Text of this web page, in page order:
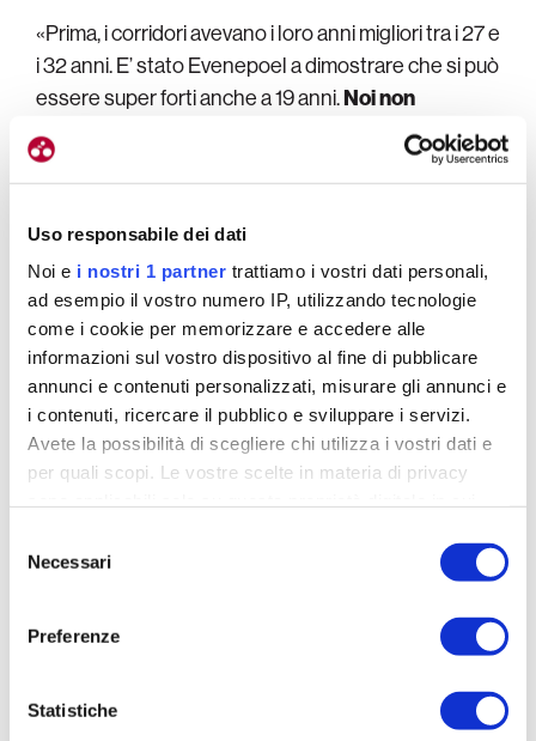
Uso responsabile dei dati
Noi e i nostri 1 partner trattiamo i vostri dati personali,
ad esempio il vostro numero IP, utilizzando tecnologie
come i cookie per memorizzare e accedere alle
informazioni sul vostro dispositivo al fine di pubblicare
annunci e contenuti personalizzati, misurare gli annunci e
i contenuti, ricercare il pubblico e sviluppare i servizi.
Avete la possibilità di scegliere chi utilizza i vostri dati e
per quali scopi. Le vostre scelte in materia di privacy
revocare il proprio consenso in qualsiasi momento dalla
Dichiarazione sui cookie o facendo clic sull'icona di
e imposta le tue preferenze nella
sezione dettagli. Puoi
modificare o ritirare il tuo consenso in qualsiasi momento
delNecessari
Preferenze
Statistiche
«Prima, i corridori avevano i loro anni migliori tra i 27 e
i 32 anni. E’ stato Evenepoel a dimostrare che si può
essere super forti anche a 19 anni.Noi non
avevamo ancora un talento simile in Francia. Da
oggi
Paul non si è montato la testa,
Dobbiamo lasciargli vivere la sua vita. Questo suo
carattere lo porterà dove deve, ma intanto
assaporare ciò che ha fatto oggi e la felicità che
ne deriva».
Attenzione a quest’ultima dichiarazione di Voeckler,
ci torneremo.